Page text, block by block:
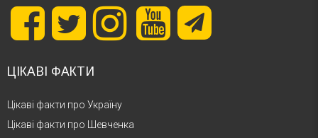
ЦІКАВІ ФАКТИ
Цікаві факти про Україну
Цікаві факти про Шевченка